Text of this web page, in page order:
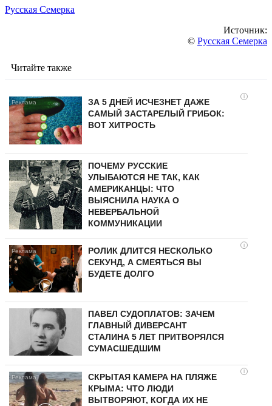
Русская Семерка
Источник:
© Русская Семерка
Читайте также
i
ЗА 5 ДНЕЙ ИСЧЕЗНЕТ ДАЖЕ
САМЫЙ ЗАСТАРЕЛЫЙ ГРИБОК:
ВОТ ХИТРОСТЬ
ПОЧЕМУ РУССКИЕ
УЛЫБАЮТСЯ НЕ ТАК, КАК
АМЕРИКАНЦЫ: ЧТО
ВЫЯСНИЛА НАУКА О
НЕВЕРБАЛЬНОЙ
КОММУНИКАЦИИ
i
РОЛИК ДЛИТСЯ НЕСКОЛЬКО
СЕКУНД, А СМЕЯТЬСЯ ВЫ
БУДЕТЕ ДОЛГО
ПАВЕЛ СУДОПЛАТОВ: ЗАЧЕМ
ГЛАВНЫЙ ДИВЕРСАНТ
СТАЛИНА 5 ЛЕТ ПРИТВОРЯЛСЯ
СУМАСШЕДШИМ
i
СКРЫТАЯ КАМЕРА НА ПЛЯЖЕ
КРЫМА: ЧТО ЛЮДИ
ВЫТВОРЯЮТ, КОГДА ИХ НЕ